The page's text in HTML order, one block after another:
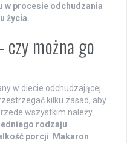
w procesie odchudzania
życia.
można go
w diecie odchudzającej.
kilku zasad, aby
wszystkim należy
rodzaju
porcji. Makaron